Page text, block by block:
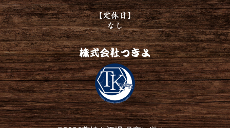
【定休日】
なし
株式会社つきよ